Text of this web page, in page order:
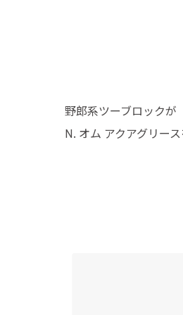
野郎系ツーブロックが
N. オム アクアグリー